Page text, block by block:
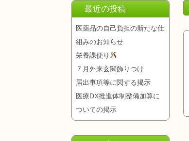
最近の投稿
医薬品の自己負担の新たな仕
組みのお知らせ
栄養課便り
７月外来玄関飾りつけ
届出事項等に関する掲示
医療DX推進体制整備加算に
ついての掲示